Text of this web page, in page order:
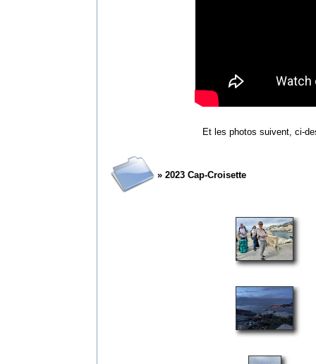
Et les photos suivent, ci-
» 2023 Cap-Croisette